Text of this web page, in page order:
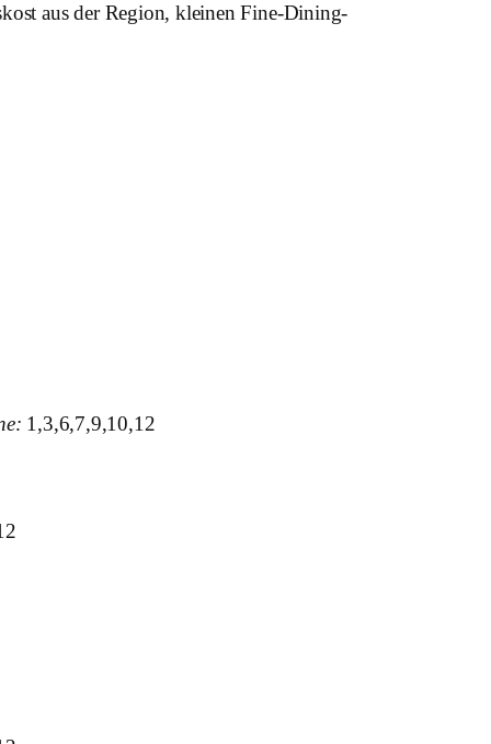
aus der Region, kleinen Fine-Dining-
1,3,6,7,9,10,12